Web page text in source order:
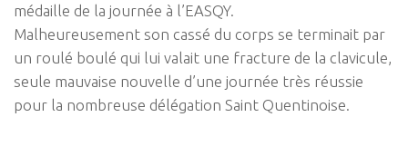
médaille de la journée à l’EASQY.
Malheureusement son cassé du corps se terminait par
un roulé boulé qui lui valait une fracture de la clavicule,
seule mauvaise nouvelle d’une journée très réussie
pour la nombreuse délégation Saint Quentinoise.